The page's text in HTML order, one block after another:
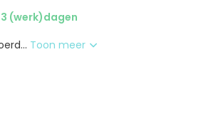
(werk)dagen
Toon meer